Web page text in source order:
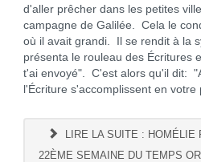
d'aller prêcher dans les petites
campagne de Galilée. Cela le
où il avait grandi. Il se rendit à la
présenta le rouleau des Écritures
t'ai envoyé". C'est alors qu'il dit:
l'Écriture s'accomplissent en votre
LIRE LA SUITE : HOMÉLIE
22ÈME SEMAINE DU TEMPS